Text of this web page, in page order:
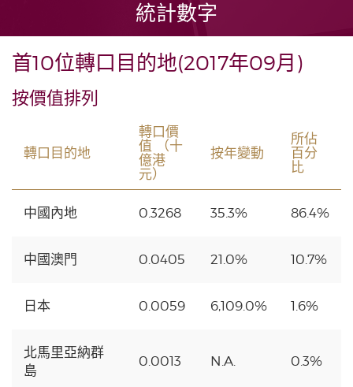
統計數字
首10位轉口目的地(2017年09月)
按價值排列
轉口目的地
轉口價
值 （十
億港
元）
按年變動
所佔
百分
比
中國內地 0.3268 35.3% 86.4%
中國澳門 0.0405 21.0% 10.7%
日本 0.0059 6,109.0% 1.6%
北馬里亞納群
島
0.0013 N.A. 0.3%